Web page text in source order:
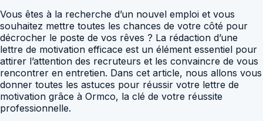
Vous êtes à la recherche d’un nouvel emploi et vous
souhaitez mettre toutes les chances de votre côté pour
décrocher le poste de vos rêves ? La rédaction d’une
lettre de motivation efficace est un élément essentiel pour
attirer l’attention des recruteurs et les convaincre de vous
rencontrer en entretien. Dans cet article, nous allons vous
donner toutes les astuces pour réussir votre lettre de
motivation grâce à Ormco, la clé de votre réussite
professionnelle.